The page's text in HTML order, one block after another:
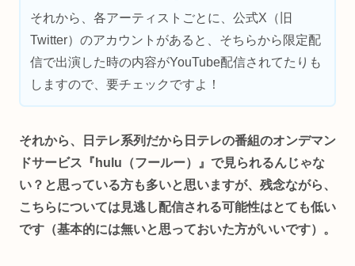
それから、各アーティストごとに、公式X（旧
Twitter）のアカウントがあると、そちらから限定配
信で出演した時の内容がYouTube配信されてたりも
しますので、要チェックですよ！
それから、日テレ系列だから日テレの番組のオンデマン
ドサービス『hulu（フールー）』で見られるんじゃな
い？と思っている方も多いと思いますが、残念ながら、
こちらについては見逃し配信される可能性はとても低い
です（基本的には無いと思っておいた方がいいです）。